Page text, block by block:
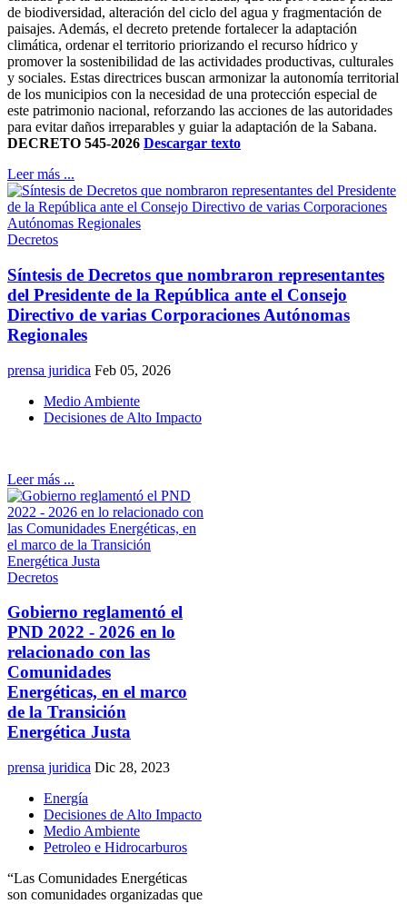
de biodiversidad, alteración del ciclo del agua y fragmentación de
paisajes. Además, el decreto pretende fortalecer la adaptación
climática, ordenar el territorio priorizando el recurso hídrico y
promover la sostenibilidad de las actividades productivas, culturales
y sociales. Estas directrices buscan armonizar la autonomía territorial
de los municipios con la necesidad de una protección especial de
este patrimonio nacional, reforzando las acciones de las autoridades
para evitar daños irreparables y guiar la adaptación de la Sabana.
DECRETO 545-2026 Descargar texto
Leer más ...
Decretos
Síntesis de Decretos que nombraron representantes
del Presidente de la República ante el Consejo
Directivo de varias Corporaciones Autónomas
Regionales
prensa juridica Feb 05, 2026
Medio Ambiente
Decisiones de Alto Impacto
Leer más ...
Decretos
Gobierno reglamentó el
PND 2022 - 2026 en lo
relacionado con las
Comunidades
Energéticas, en el marco
de la Transición
Energética Justa
prensa juridica Dic 28, 2023
Energía
Decisiones de Alto Impacto
Medio Ambiente
Petroleo e Hidrocarburos
“Las Comunidades Energéticas
son comunidades organizadas que